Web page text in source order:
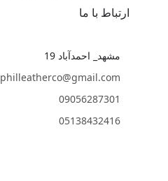
ارتباط با ما
مشهد_ احمدآباد 19
philleatherco@gmail.com
09056287301
05138432416